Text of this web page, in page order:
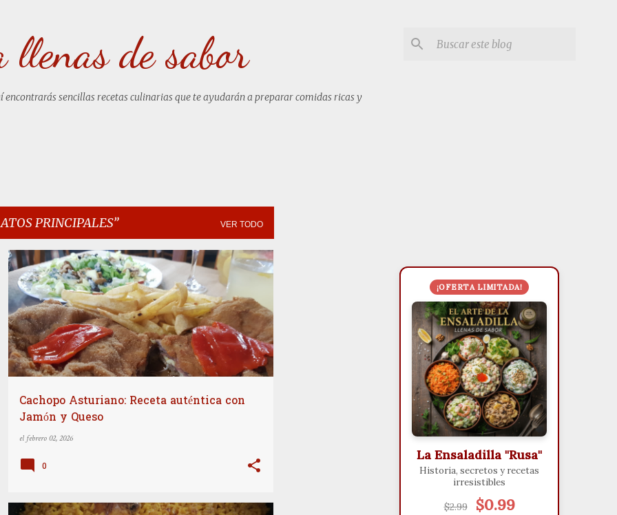
llenas de sabor
encontrarás sencillas recetas culinarias que te ayudarán a preparar comidas ricas y
PRINCIPALES VER TODO
Cachopo Asturiano: Receta auténtica con
Jamón y Queso
el febrero 02, 2026
CACHOPO ASTURIANO
0
¡OFERTA LIMITADA!
La Ensaladilla "Rusa"
Historia, secretos y recetas
irresistibles
$2.99 $0.99